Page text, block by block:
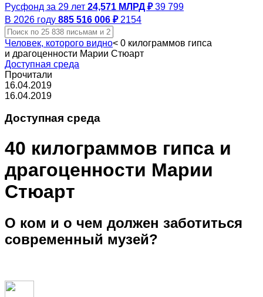
Русфонд за 29 лет 24,571 МЛРД ₽ 39 799
В 2026 году 885 516 006 ₽ 2154
Человек, которого видно< 0 килограммов гипса
и драгоценности Марии Стюарт
Доступная среда
Прочитали
16.04.2019
16.04.2019
Доступная среда
40 килограммов гипса и
драгоценности Марии
Стюарт
О ком и о чем должен заботиться
современный музей?